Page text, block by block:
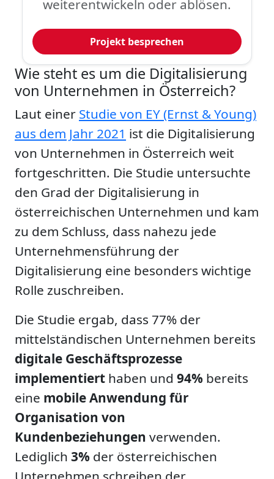
weiterentwickeln oder ablösen.
Projekt besprechen
Wie steht es um die Digitalisierung
von Unternehmen in Österreich?
Laut einer Studie von EY (Ernst & Young)
aus dem Jahr 2021 ist die Digitalisierung
von Unternehmen in Österreich weit
fortgeschritten. Die Studie untersuchte
den Grad der Digitalisierung in
österreichischen Unternehmen und kam
zu dem Schluss, dass nahezu jede
Unternehmensführung der
Digitalisierung eine besonders wichtige
Rolle zuschreiben.
Die Studie ergab, dass 77% der
mittelständischen Unternehmen bereits
digitale Geschäftsprozesse
implementiert haben und 94% bereits
eine mobile Anwendung für
Organisation von
Kundenbeziehungen verwenden.
Lediglich 3% der österreichischen